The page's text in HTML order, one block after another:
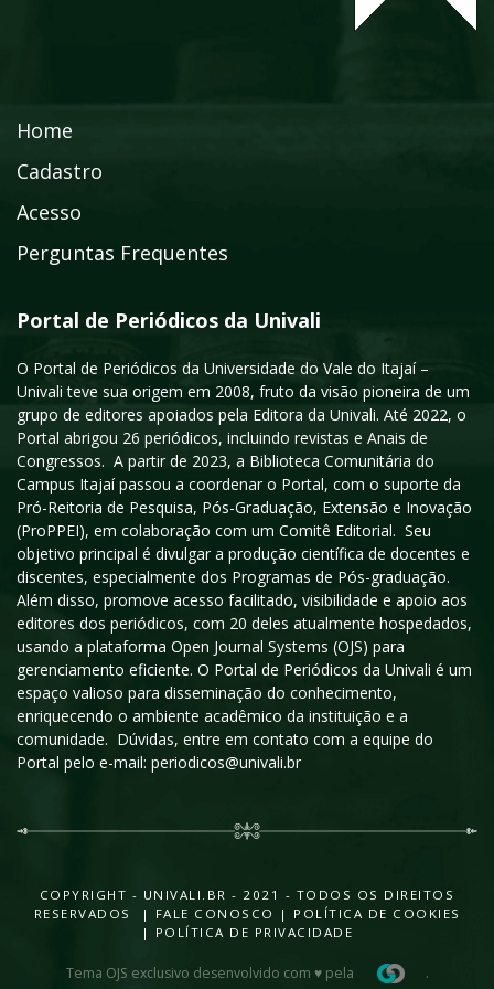
Home
Cadastro
Acesso
Perguntas Frequentes
Portal de Periódicos da Univali
O Portal de Periódicos da Universidade do Vale do Itajaí –
Univali teve sua origem em 2008, fruto da visão pioneira de um
grupo de editores apoiados pela Editora da Univali. Até 2022, o
Portal abrigou 26 periódicos, incluindo revistas e Anais de
Congressos. A partir de 2023, a Biblioteca Comunitária do
Campus Itajaí passou a coordenar o Portal, com o suporte da
Pró-Reitoria de Pesquisa, Pós-Graduação, Extensão e Inovação
(ProPPEI), em colaboração com um Comitê Editorial. Seu
objetivo principal é divulgar a produção científica de docentes e
discentes, especialmente dos Programas de Pós-graduação.
Além disso, promove acesso facilitado, visibilidade e apoio aos
editores dos periódicos, com 20 deles atualmente hospedados,
usando a plataforma Open Journal Systems (OJS) para
gerenciamento eficiente. O Portal de Periódicos da Univali é um
espaço valioso para disseminação do conhecimento,
enriquecendo o ambiente acadêmico da instituição e a
comunidade. Dúvidas, entre em contato com a equipe do
Portal pelo e-mail: periodicos@univali.br
COPYRIGHT - UNIVALI.BR - 2021 - TODOS OS DIREITOS
RESERVADOS |
FALE CONOSCO | POLÍTICA DE COOKIES
| POLÍTICA DE PRIVACIDADE
Tema OJS exclusivo desenvolvido com ♥ pela .